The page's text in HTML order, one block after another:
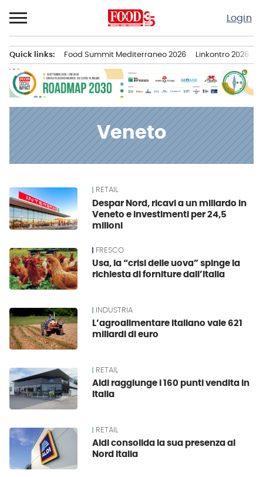
al
contenuto
Login
principale
Quick links: Food Summit Mediterraneo 2026 Linkontro 2026
Veneto
News RETAIL
Despar Nord, ricavi a un miliardo in
Veneto e investimenti per 24,5
milioni
FRESCO
Usa, la “crisi delle uova” spinge la
richiesta di forniture dall’Italia
INDUSTRIA
L’agroalimentare italiano vale 621
miliardi di euro
RETAIL
Aldi raggiunge i 160 punti vendita in
Italia
RETAIL
Aldi consolida la sua presenza al
Nord Italia